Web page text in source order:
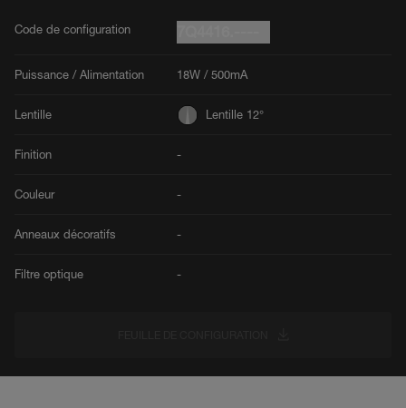
Code de configuration
Puissance / Alimentation 18W / 500mA
Lentille Lentille 12°
Finition -
Couleur -
Anneaux décoratifs -
Filtre optique -